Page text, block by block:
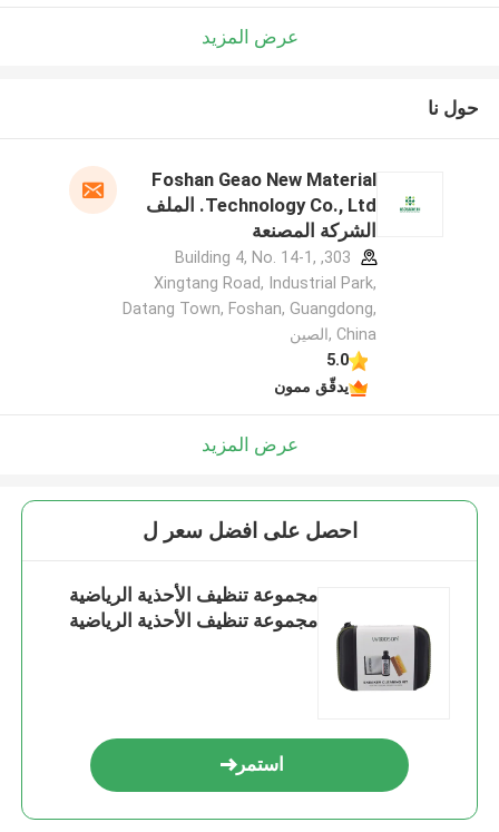
عرض المزيد
حول نا
Foshan Geao New Material
Technology Co., Ltd. الملف
الشركة المصنعة
303, Building 4, No. 14-1,
Xingtang Road, Industrial Park,
Datang Town, Foshan, Guangdong,
China ,الصين
5.0
يدقّق ممون
عرض المزيد
احصل على افضل سعر ل
مجموعة تنظيف الأحذية الرياضية
مجموعة تنظيف الأحذية الرياضية
استمر